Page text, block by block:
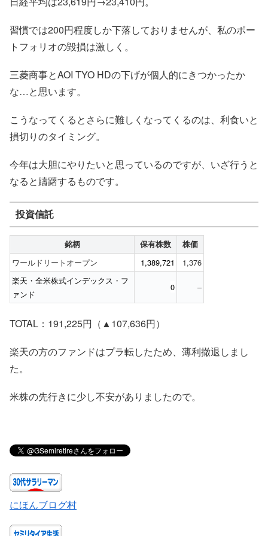
習慣では200円程度しか下落しておりませんが、私のポー
トフォリオの毀損は激しく。
三菱商事とAOI TYO HDの下げが個人的にきつかったか
な…と思います。
こうなってくるとさらに難しくなってくるのは、利食いと
損切りのタイミング。
今年は大胆にやりたいと思っているのですが、いざ行うと
なると躊躇するものです。
投資信託
銘柄 保有株数 株価
ワールドリートオープン 1,389,721
1,376
楽天・全米株式インデックス・フ
ァンド
0 –
TOTAL：191,225円（▲107,636円）
楽天の方のファンドはプラ転したため、薄利撤退しまし
た。
米株の先行きに少し不安がありましたので。
にほんブログ村